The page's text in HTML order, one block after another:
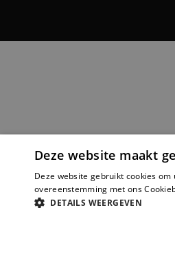
Deze website maakt
Deze website gebruikt cookies
overeenstemming met ons
DETAILS WEERGEVEN